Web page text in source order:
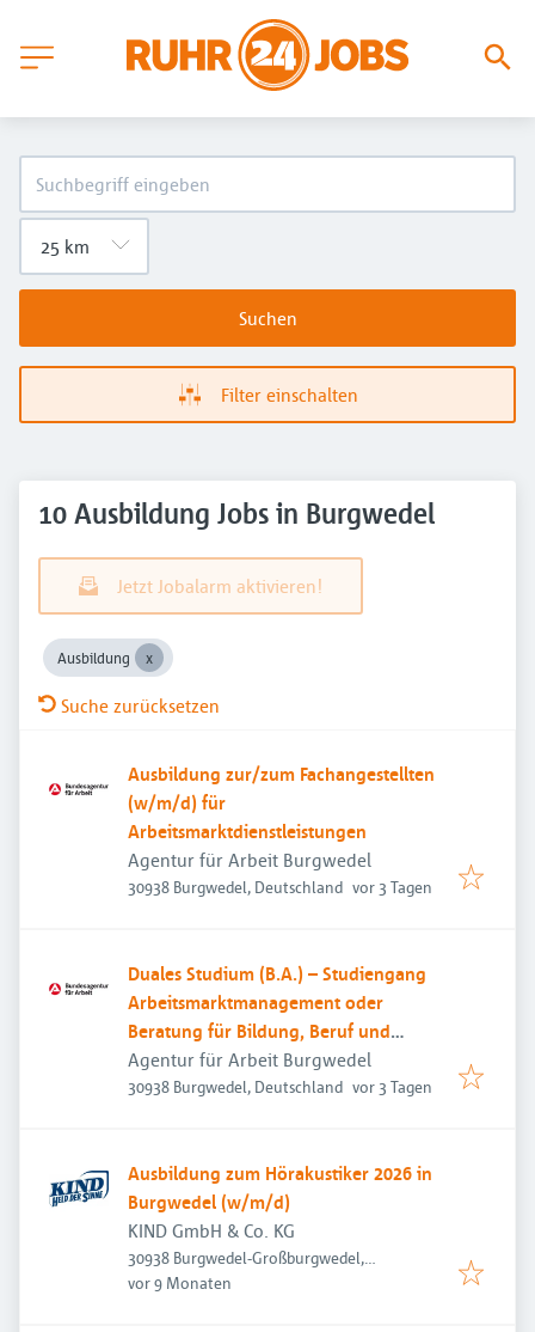
Suchen
Filter einschalten
10 Ausbildung Jobs in Burgwedel
Jetzt Jobalarm aktivieren!
Ausbildung
Suche zurücksetzen
Ausbildung zur/zum Fachangestellten
(w/m/d) für
Arbeitsmarktdienstleistungen
Agentur für Arbeit Burgwedel
30938 Burgwedel, Deutschland Veröffentlicht
vor 3 Tagen
Duales Studium (B.A.) – Studiengang
Arbeitsmarktmanagement oder
Beratung für Bildung, Beruf und
Beschäftigung
Agentur für Arbeit Burgwedel
30938 Burgwedel, Deutschland Veröffentlicht
vor 3 Tagen
Ausbildung zum Hörakustiker 2026 in
Burgwedel (w/m/d)
KIND GmbH & Co. KG
30938 Burgwedel-Großburgwedel,
Deutschland
Veröffentlicht:
vor 9 Monaten